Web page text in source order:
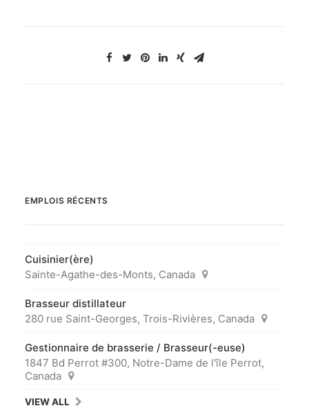
EMPLOIS RÉCENTS
Cuisinier(ère)
Sainte-Agathe-des-Monts, Canada
Brasseur distillateur
280 rue Saint-Georges, Trois-Rivières, Canada
Gestionnaire de brasserie / Brasseur(-euse)
1847 Bd Perrot #300, Notre-Dame de l'île Perrot,
Canada
VIEW ALL